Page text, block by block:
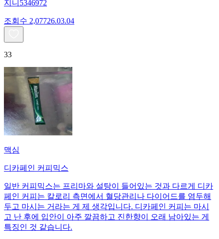
지니5346972
조회수 2,07726.03.04
33
맥심
디카페인 커피믹스
일반 커피믹스는 프리마와 설탕이 들어있는 것과 다르게 디카
페인 커피는 칼로리 측면에서 혈당관리나 다이어드를 염두해
두고 마시는 거라는 게 제 생각입니다. 디카페인 커피는 마시
고 난 후에 입안이 아주 깔끔하고 진한향이 오래 남아있는 게
특징인 것 같습니다.